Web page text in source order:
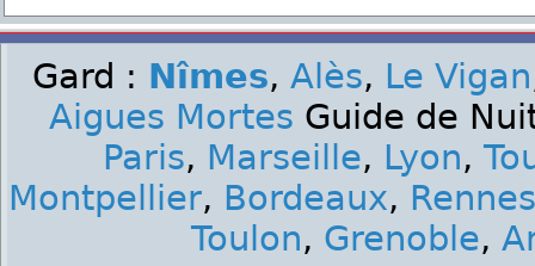
Gard : Nîmes, Alès, Le Vigan
Aigues Mortes Guide de
Paris, Marseille, Lyon,
Montpellier, Bordeaux, Rennes
Toulon, Grenoble,